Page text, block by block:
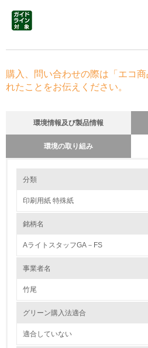
購入、問い合わせの際は「エコ
れたことをお伝えください。
環境情報及び製品情報
環境の取り組み
1.環境取り組み体制
分類
印刷用紙 特殊紙
銘柄名
AライトスタッフGA－FS
事業者名
竹尾
グリーン購入法適合
適合していない